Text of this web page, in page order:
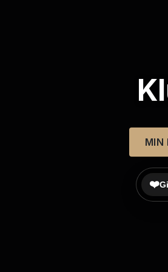
MIN
❤️